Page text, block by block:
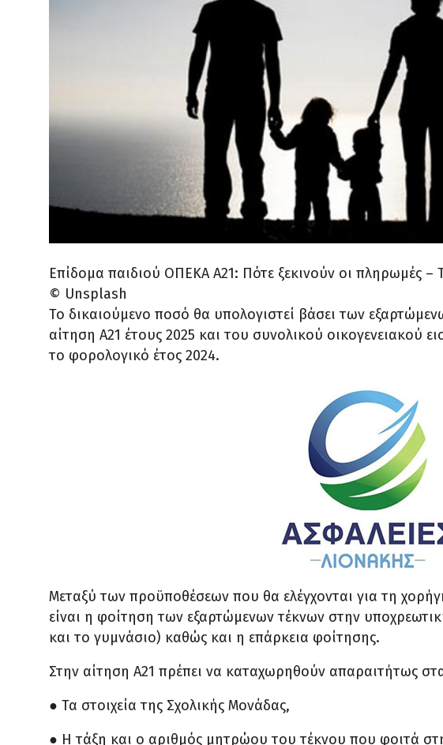
Επίδομα παιδιού ΟΠΕΚΑ Α21: Πότε ξεκινούν οι πληρωμές –
© Unsplash
Το δικαιούμενο ποσό θα υπολογιστεί βάσει των
αίτηση Α21 έτους 2025 και του συνολικού οικογενειακού
το φορολογικό έτος 2024.
Μεταξύ των προϋποθέσεων που θα ελέγχονται για τη
είναι η φοίτηση των εξαρτώμενων τέκνων στην
και το γυμνάσιο) καθώς και η επάρκεια φοίτησης.
Στην αίτηση Α21 πρέπει να καταχωρηθούν απαραιτήτως
● Τα στοιχεία της Σχολικής Μονάδας,
● Η τάξη και ο αριθμός μητρώου του τέκνου που φοιτά